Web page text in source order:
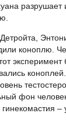
Детройта,
коноплю.
фон
гинекомастия